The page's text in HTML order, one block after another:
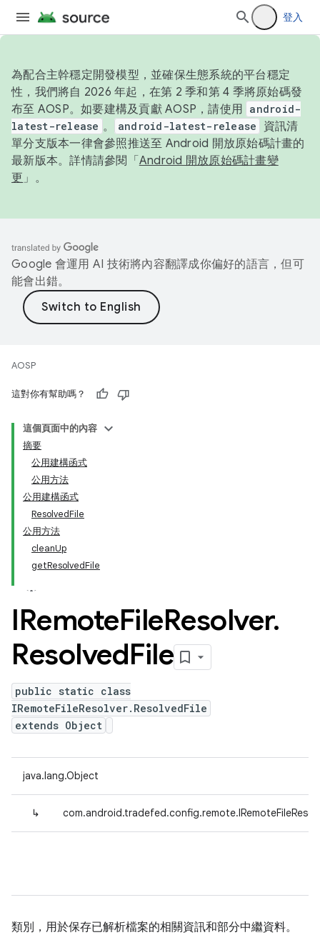
登入
為配合主幹穩定開發模型，並確保生態系統的平台穩定
性，我們將自 2026 年起，在第 2 季和第 4 季將原始碼發
布至 AOSP。如要建構及貢獻 AOSP，請使用 android-
latest-release 。 android-latest-release
資訊清
單分支版本一律會參照推送至 Android 開放原始碼計畫的
最新版本。詳情請參閱「 Android 開放原始碼計畫變
更 」。
Google 會運用 AI 技術將內容翻譯成你偏好的語言，但可
能會出錯。
AOSP
這對你有幫助嗎？
這個頁面中的內容
摘要
公用建構函式
公用方法
公用建構函式
ResolvedFile
公用方法
cleanUp
getResolvedFile
IRemoteFileResolver.
ResolvedFile
public static class
IRemoteFileResolver.ResolvedFile
extends Object
java.lang.Object
↳
類別，用於保存已解析檔案的相關資訊和部分中繼資料。